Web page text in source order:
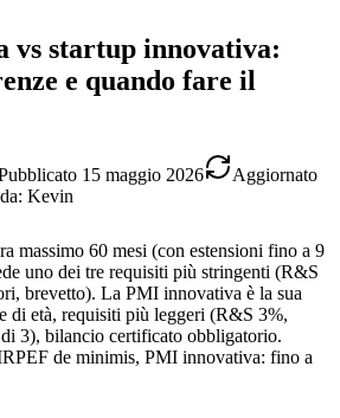
vs startup innovativa:
e quando fare il
15 maggio 2026
Aggiornato
Kevin
massimo 60 mesi (con estensioni fino a 9
uno dei tre requisiti più stringenti (R&S
brevetto). La PMI innovativa è la sua
di età, requisiti più leggeri (R&S 3%,
3), bilancio certificato obbligatorio.
de minimis, PMI innovativa: fino a